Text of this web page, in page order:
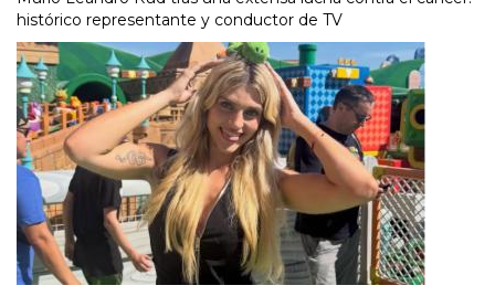
histórico representante y conductor de TV